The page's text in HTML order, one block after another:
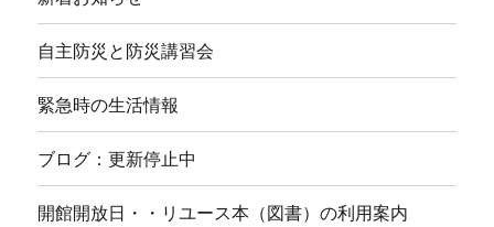
自主防災と防災講習会
緊急時の生活情報
ブログ：更新停止中
開館開放日・・リユース本（図書）の利用案内